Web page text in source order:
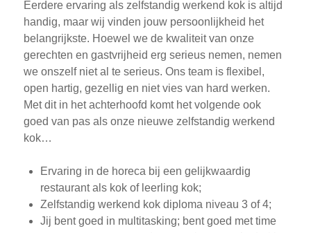
Eerdere ervaring als zelfstandig werkend kok is altijd
handig, maar wij vinden jouw persoonlijkheid het
belangrijkste. Hoewel we de kwaliteit van onze
gerechten en gastvrijheid erg serieus nemen, nemen
we onszelf niet al te serieus. Ons team is flexibel,
open hartig, gezellig en niet vies van hard werken.
Met dit in het achterhoofd komt het volgende ook
goed van pas als onze nieuwe zelfstandig werkend
kok…
Ervaring in de horeca bij een gelijkwaardig
restaurant als kok of leerling kok;
Zelfstandig werkend kok diploma niveau 3 of 4;
Jij bent goed in multitasking; bent goed met time